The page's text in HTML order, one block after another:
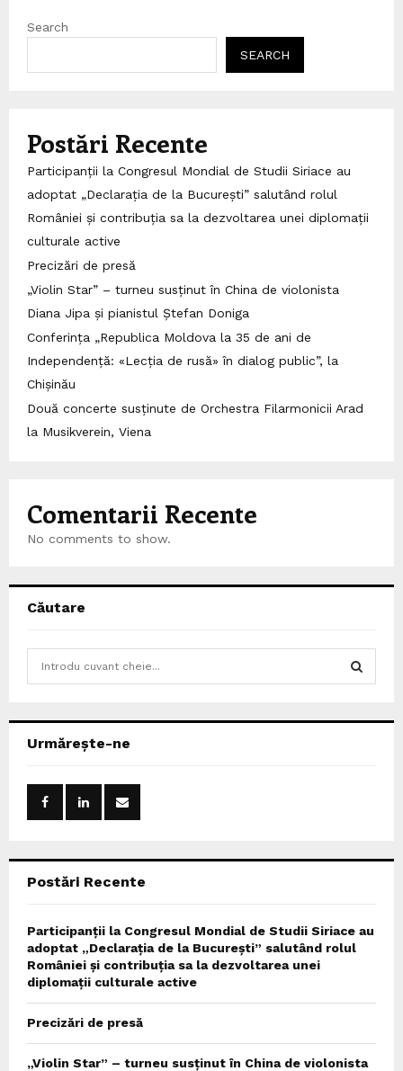
Search
SEARCH
Postări Recente
Participanții la Congresul Mondial de Studii Siriace au
adoptat „Declarația de la București” salutând rolul
României și contribuția sa la dezvoltarea unei diplomații
culturale active
Precizări de presă
„Violin Star” – turneu susținut în China de violonista
Diana Jipa și pianistul Ștefan Doniga
Conferința „Republica Moldova la 35 de ani de
Independență: «Lecția de rusă» în dialog public”, la
Chișinău
Două concerte susținute de Orchestra Filarmonicii Arad
la Musikverein, Viena
Comentarii Recente
No comments to show.
Căutare
h
Urmărește-ne
Postări Recente
Participanții la Congresul Mondial de Studii Siriace au
adoptat „Declarația de la București” salutând rolul
României și contribuția sa la dezvoltarea unei
diplomații culturale active
Precizări de presă
„Violin Star” – turneu susținut în China de violonista